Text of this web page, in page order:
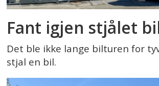
Fant igjen stjålet
Det ble ikke lange bilturen for
stjal en bil.